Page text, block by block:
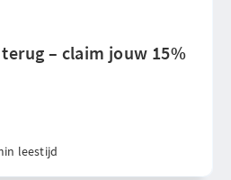
– claim jouw 15%
leestijd